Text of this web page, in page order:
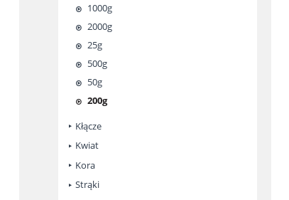
1000g
2000g
25g
500g
50g
200g
Kłącze
Kwiat
Kora
Strąki